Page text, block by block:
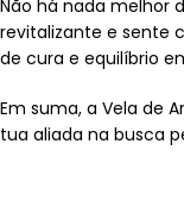
Não há nada melhor
revitalizante e sente
de cura e equilíbrio
Em suma, a Vela de
tua aliada na busca